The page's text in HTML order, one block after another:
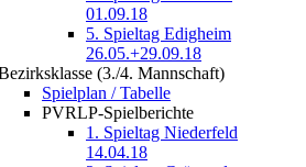
01.09.18
5. Spieltag Edigheim
26.05.+29.09.18
(3./4. Mannschaft)
Spielplan / Tabelle
PVRLP-Spielberichte
1. Spieltag Niederfeld
14.04.18